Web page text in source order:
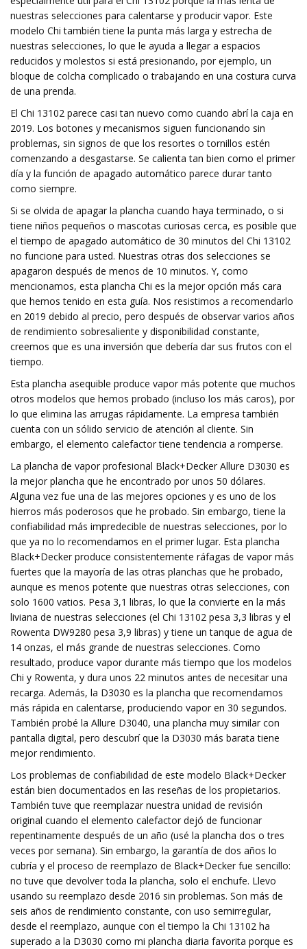
nuestras selecciones para calentarse y producir vapor. Este
modelo Chi también tiene la punta más larga y estrecha de
nuestras selecciones, lo que le ayuda a llegar a espacios
reducidos y molestos si está presionando, por ejemplo, un
bloque de colcha complicado o trabajando en una costura curva
de una prenda.
El Chi 13102 parece casi tan nuevo como cuando abrí la caja en
2019. Los botones y mecanismos siguen funcionando sin
problemas, sin signos de que los resortes o tornillos estén
comenzando a desgastarse. Se calienta tan bien como el primer
día y la función de apagado automático parece durar tanto
como siempre.
Si se olvida de apagar la plancha cuando haya terminado, o si
tiene niños pequeños o mascotas curiosas cerca, es posible que
el tiempo de apagado automático de 30 minutos del Chi 13102
no funcione para usted. Nuestras otras dos selecciones se
apagaron después de menos de 10 minutos. Y, como
mencionamos, esta plancha Chi es la mejor opción más cara
que hemos tenido en esta guía. Nos resistimos a recomendarlo
en 2019 debido al precio, pero después de observar varios años
de rendimiento sobresaliente y disponibilidad constante,
creemos que es una inversión que debería dar sus frutos con el
tiempo.
Esta plancha asequible produce vapor más potente que muchos
otros modelos que hemos probado (incluso los más caros), por
lo que elimina las arrugas rápidamente. La empresa también
cuenta con un sólido servicio de atención al cliente. Sin
embargo, el elemento calefactor tiene tendencia a romperse.
La plancha de vapor profesional Black+Decker Allure D3030 es
la mejor plancha que he encontrado por unos 50 dólares.
Alguna vez fue una de las mejores opciones y es uno de los
hierros más poderosos que he probado. Sin embargo, tiene la
confiabilidad más impredecible de nuestras selecciones, por lo
que ya no lo recomendamos en el primer lugar. Esta plancha
Black+Decker produce consistentemente ráfagas de vapor más
fuertes que la mayoría de las otras planchas que he probado,
aunque es menos potente que nuestras otras selecciones, con
solo 1600 vatios. Pesa 3,1 libras, lo que la convierte en la más
liviana de nuestras selecciones (el Chi 13102 pesa 3,3 libras y el
Rowenta DW9280 pesa 3,9 libras) y tiene un tanque de agua de
14 onzas, el más grande de nuestras selecciones. Como
resultado, produce vapor durante más tiempo que los modelos
Chi y Rowenta, y dura unos 22 minutos antes de necesitar una
recarga. Además, la D3030 es la plancha que recomendamos
más rápida en calentarse, produciendo vapor en 30 segundos.
También probé la Allure D3040, una plancha muy similar con
pantalla digital, pero descubrí que la D3030 más barata tiene
mejor rendimiento.
Los problemas de confiabilidad de este modelo Black+Decker
están bien documentados en las reseñas de los propietarios.
También tuve que reemplazar nuestra unidad de revisión
original cuando el elemento calefactor dejó de funcionar
repentinamente después de un año (usé la plancha dos o tres
veces por semana). Sin embargo, la garantía de dos años lo
cubría y el proceso de reemplazo de Black+Decker fue sencillo:
no tuve que devolver toda la plancha, solo el enchufe. Llevo
usando su reemplazo desde 2016 sin problemas. Son más de
seis años de rendimiento constante, con uso semirregular,
desde el reemplazo, aunque con el tiempo la Chi 13102 ha
superado a la D3030 como mi plancha diaria favorita porque es